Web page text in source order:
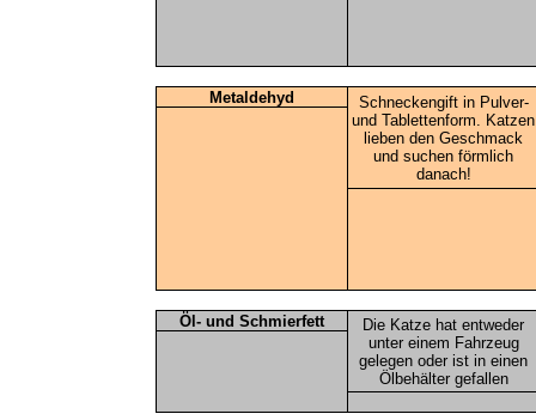
Metaldehyd
Schneckengift in Pulver-
und Tablettenform. Katzen
lieben den Geschmack
und suchen förmlich
danach!
Öl- und Schmierfett
Die Katze hat entweder
unter einem Fahrzeug
gelegen oder ist in einen
Ölbehälter gefallen